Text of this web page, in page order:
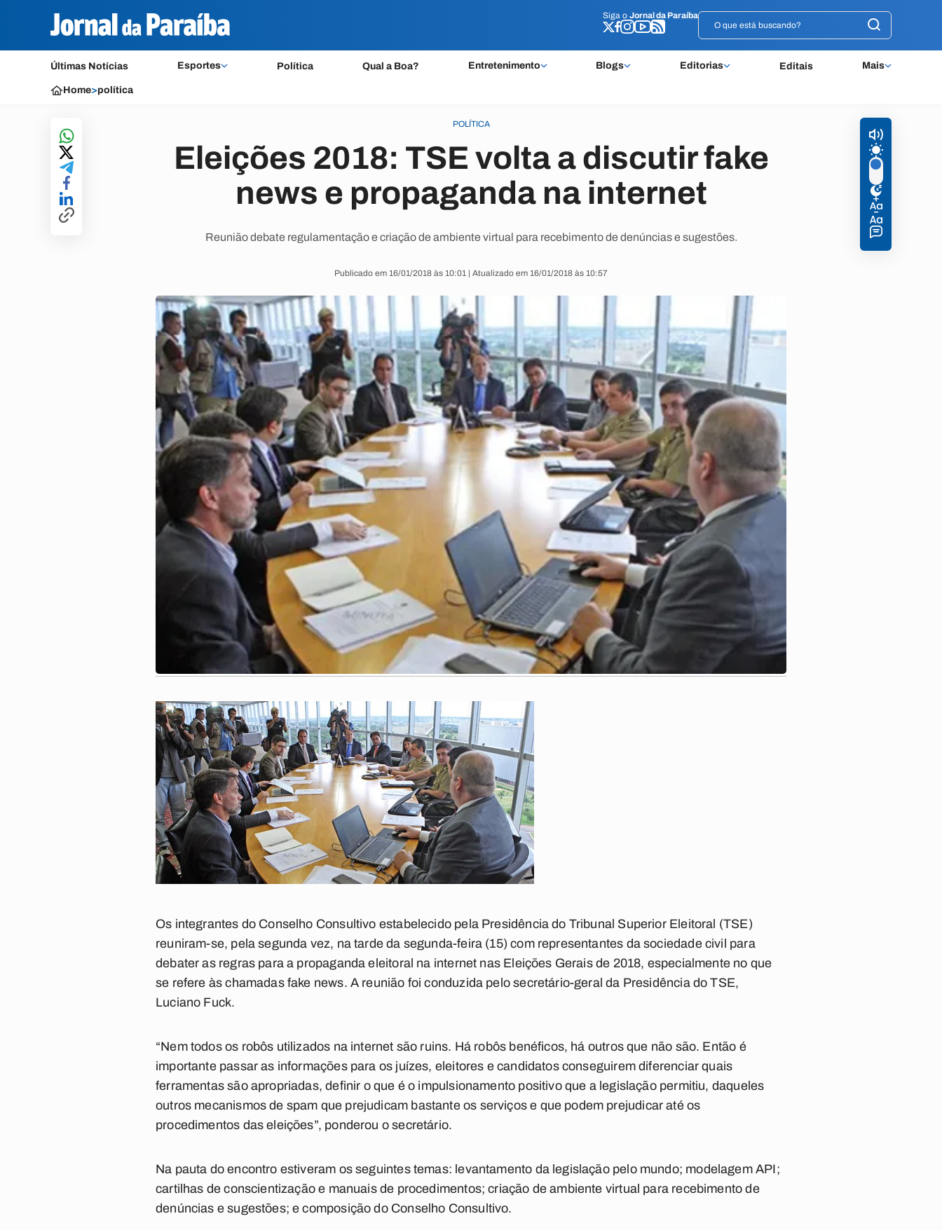
Siga o Jornal da Paraíba
Últimas Notícias Esportes Política Qual a Boa? Entretenimento Blogs Editorias Editais Mais
Siga o Jornal da Paraíba
Home>política
POLÍTICA
Eleições 2018: TSE volta a discutir fake
news e propaganda na internet
Reunião debate regulamentação e criação de ambiente virtual para recebimento de denúncias e sugestões.
Publicado em 16/01/2018 às 10:01 | Atualizado em 16/01/2018 às 10:57
Os integrantes do Conselho Consultivo estabelecido pela Presidência do Tribunal Superior Eleitoral (TSE)
reuniram-se, pela segunda vez, na tarde da segunda-feira (15) com representantes da sociedade civil para
debater as regras para a propaganda eleitoral na internet nas Eleições Gerais de 2018, especialmente no que
se refere às chamadas fake news. A reunião foi conduzida pelo secretário-geral da Presidência do TSE,
Luciano Fuck.
“Nem todos os robôs utilizados na internet são ruins. Há robôs benéficos, há outros que não são. Então é
importante passar as informações para os juízes, eleitores e candidatos conseguirem diferenciar quais
ferramentas são apropriadas, definir o que é o impulsionamento positivo que a legislação permitiu, daqueles
outros mecanismos de spam que prejudicam bastante os serviços e que podem prejudicar até os
procedimentos das eleições”, ponderou o secretário.
Na pauta do encontro estiveram os seguintes temas: levantamento da legislação pelo mundo; modelagem API;
cartilhas de conscientização e manuais de procedimentos; criação de ambiente virtual para recebimento de
denúncias e sugestões; e composição do Conselho Consultivo.